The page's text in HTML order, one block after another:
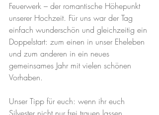
Feuerwerk – der romantische Höhepunkt
unserer Hochzeit. Für uns war der Tag
einfach wunderschön und gleichzeitig ein
Doppelstart: zum einen in unser Eheleben
und zum anderen in ein neues
gemeinsames Jahr mit vielen schönen
Vorhaben.
Unser Tipp für euch: wenn ihr euch